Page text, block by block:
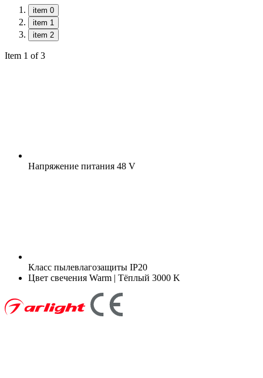
item 0
item 1
item 2
Item 1 of 3
Напряжение питания 48 V
Класс пылевлагозащиты IP20
Цвет свечения Warm | Тёплый 3000 K